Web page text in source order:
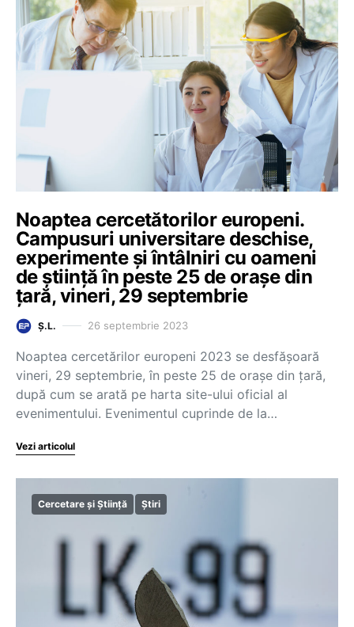
Noaptea cercetătorilor europeni.
Campusuri universitare deschise,
experimente și întâlniri cu oameni
de știință în peste 25 de orașe din
țară, vineri, 29 septembrie
Ș.L. 26 septembrie 2023
Noaptea cercetărilor europeni 2023 se desfășoară
vineri, 29 septembrie, în peste 25 de orașe din țară,
după cum se arată pe harta site-ului oficial al
evenimentului. Evenimentul cuprinde de la…
Vezi articolul
Cercetare și Știință Știri